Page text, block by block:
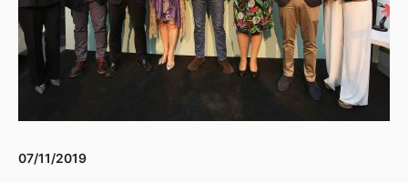
07/11/2019